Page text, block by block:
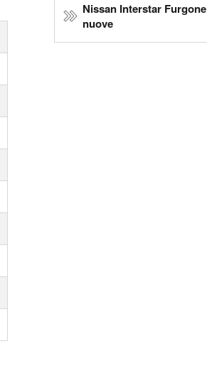
Nissan Interstar Furgone
nuove